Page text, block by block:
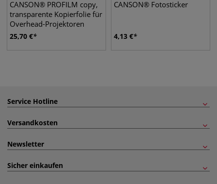
CANSON® PROFILM copy,
transparente Kopierfolie für
Overhead-Projektoren
25,70 €
CANSON® Fotosticker
4,13 €
Service Hotline
Versandkosten
Newsletter
Sicher einkaufen